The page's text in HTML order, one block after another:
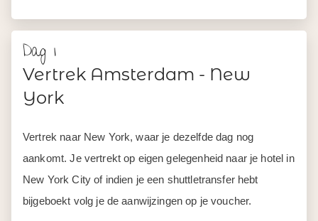
Dag 1
Vertrek Amsterdam - New
York
Vertrek naar New York, waar je dezelfde dag nog
aankomt. Je vertrekt op eigen gelegenheid naar je hotel in
New York City of indien je een shuttletransfer hebt
bijgeboekt volg je de aanwijzingen op je voucher.